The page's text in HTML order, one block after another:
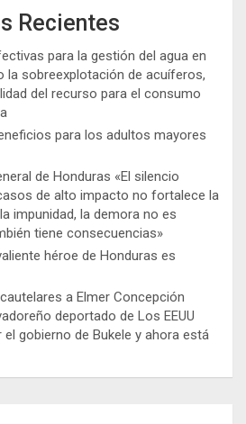
Recientes
para la gestión del agua en
la sobreexplotación de acuíferos,
del recurso para el consumo
para los adultos mayores
de Honduras «El silencio
de alto impacto no fortalece la
impunidad, la demora no es
tiene consecuencias»
héroe de Honduras es
a Elmer Concepción
deportado de Los EEUU
gobierno de Bukele y ahora está